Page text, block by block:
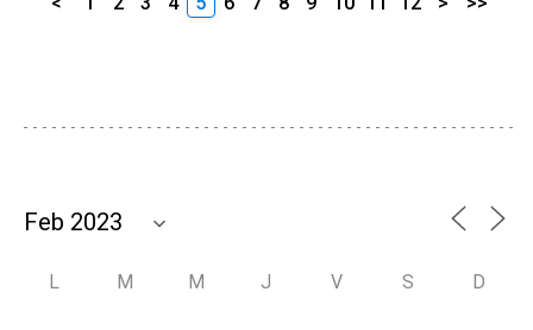
L M M J V S D